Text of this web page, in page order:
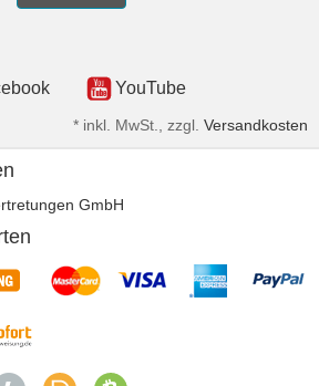
YouTube
* inkl. MwSt., zzgl. Versandkosten